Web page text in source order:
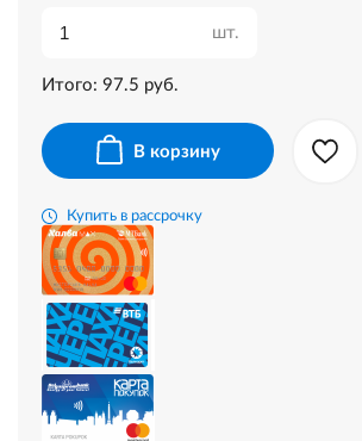
шт.
Итого: 97.5 руб.
В корзину
Купить в рассрочку